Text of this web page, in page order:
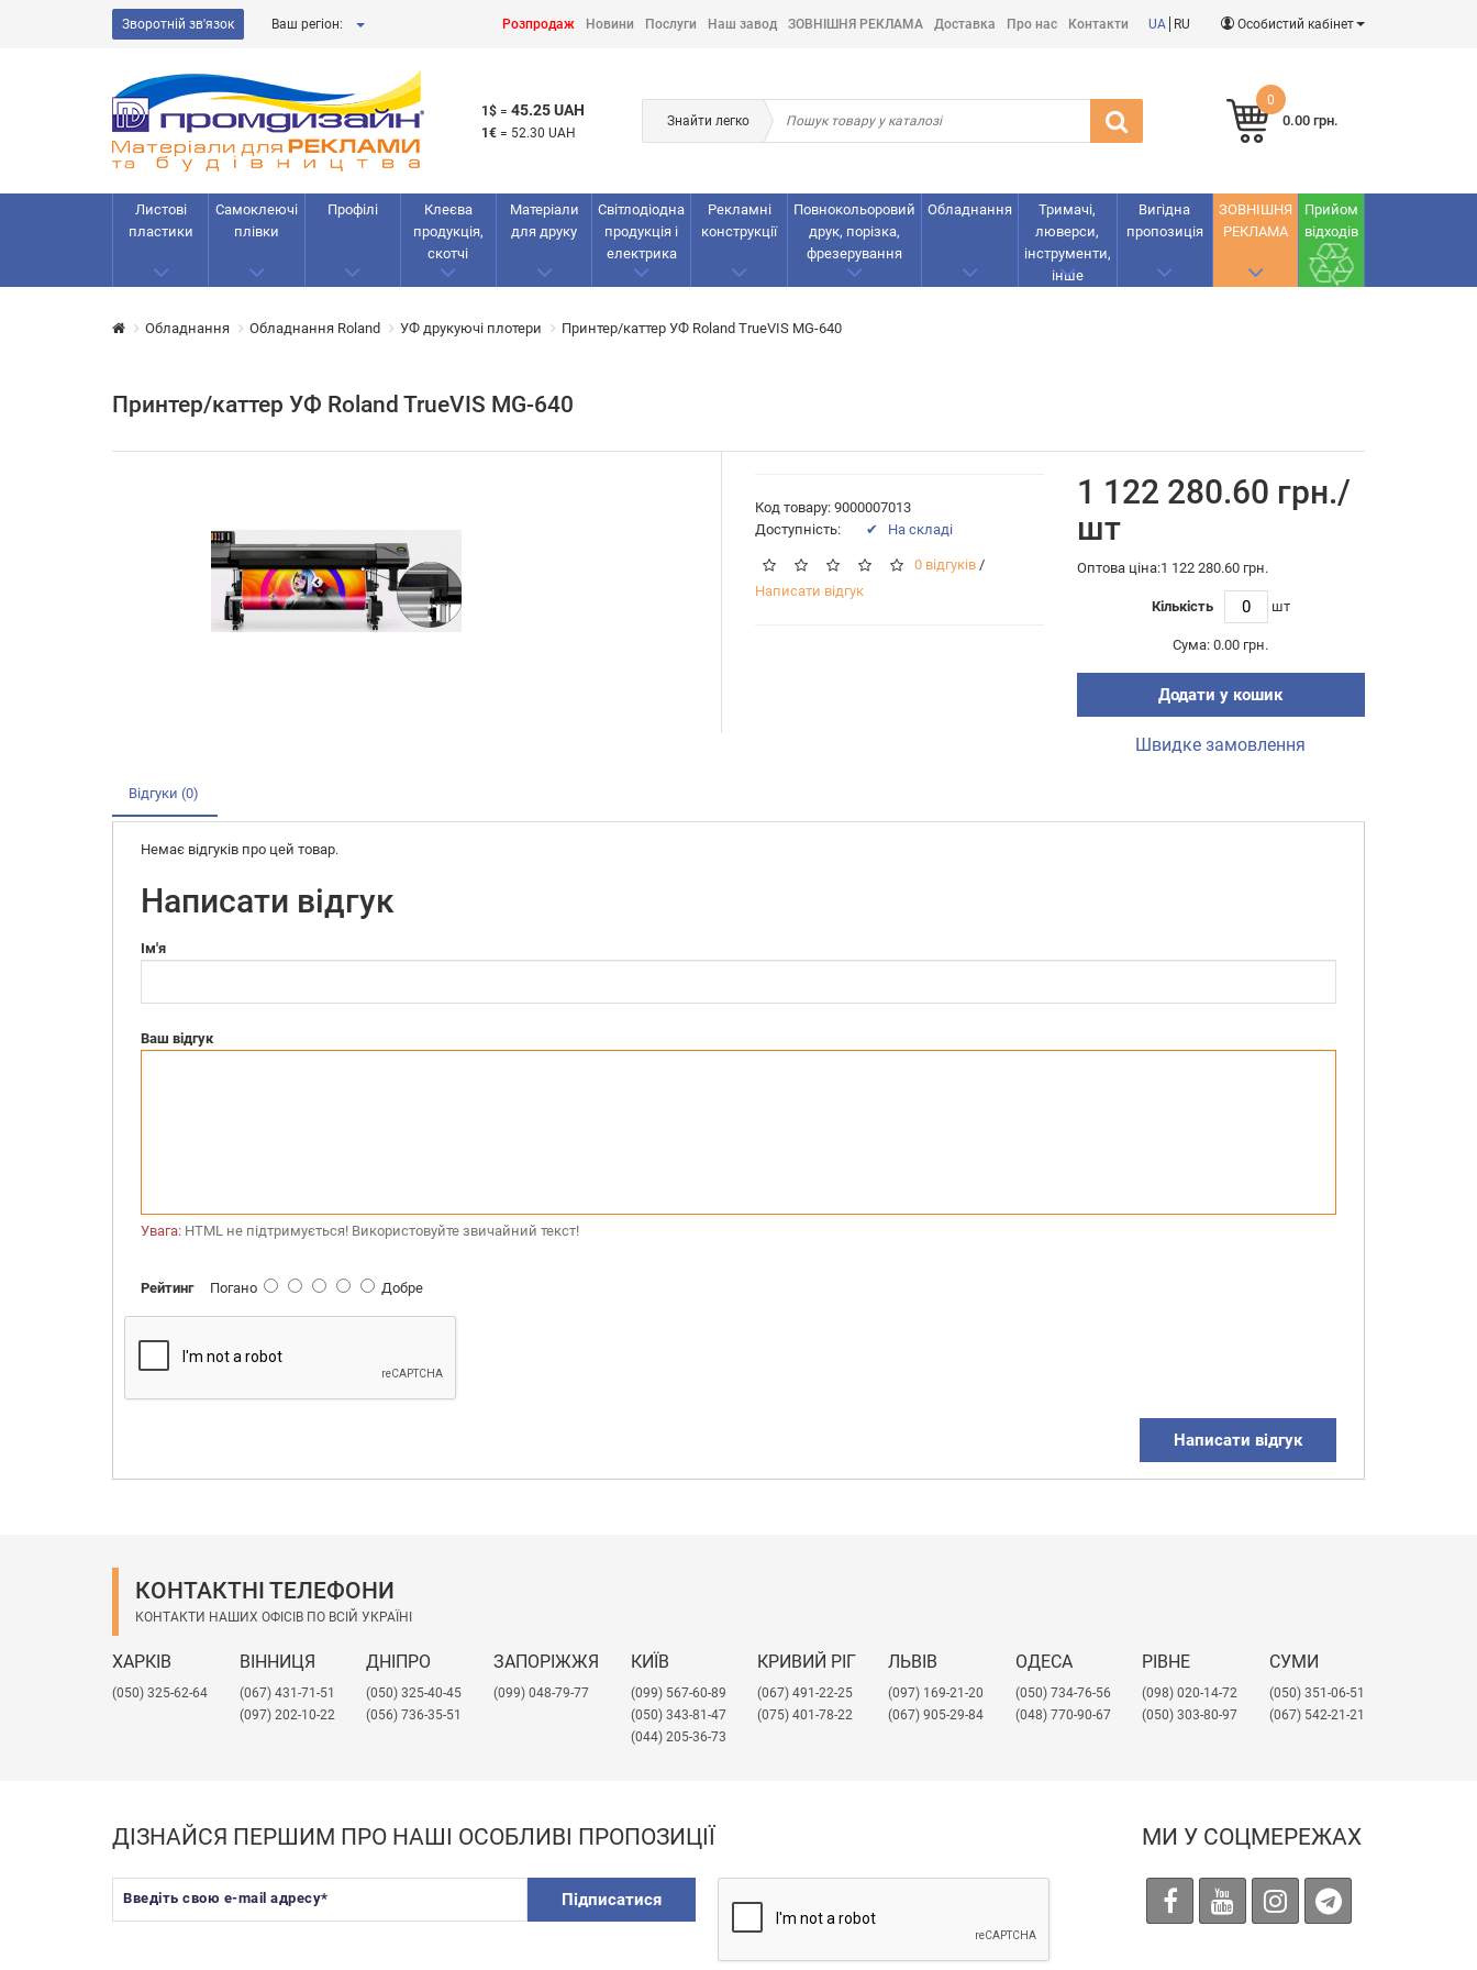
Зворотній зв'язок Ваш регіон: Розпродаж Новини Послуги Наш завод ЗОВНІШНЯ РЕКЛАМА Доставка Про нас Контакти UA RU Особистий кабінет
1$ = 45.25 UAH
1€ = 52.30 UAH
Знайти легко
0
0.00 грн.
Листові
пластики
Самоклеючі
плівки
Профілі
Клеєва
продукція,
скотчі
Матеріали
для друку
Світлодіодна
продукція і
електрика
Рекламнi
конструкції
Повнокольоровий
друк, порізка,
фрезерування
Обладнання
Тримачі,
люверси,
інструменти,
інше
Вигідна
пропозиція
ЗОВНІШНЯ
РЕКЛАМА
Прийом
відходів
Обладнання Обладнання Roland УФ друкуючі плотери Принтер/каттер УФ Roland TrueVIS MG-640
Принтер/каттер УФ Roland TrueVIS MG-640
Код товару: 9000007013
Доступність:
✔ На складі
0 відгуків /
Написати відгук
1 122 280.60 грн./
шт
Оптова ціна:1 122 280.60 грн.
Кількість шт
Сума: 0.00 грн.
Додати у кошик
Швидке замовлення
Відгуки (0)
Немає відгуків про цей товар.
Написати відгук
Ім'я
Ваш відгук
Увага: HTML не підтримується! Використовуйте звичайний текст!
РейтингПогано Добре
Написати відгук
КОНТАКТНІ ТЕЛЕФОНИ
КОНТАКТИ НАШИХ ОФІСІВ ПО ВСІЙ УКРАЇНІ
ХАРКІВ
(050) 325-62-64
ВІННИЦЯ
(067) 431-71-51
(097) 202-10-22
ДНІПРО
(050) 325-40-45
(056) 736-35-51
ЗАПОРІЖЖЯ
(099) 048-79-77
КИЇВ
(099) 567-60-89
(050) 343-81-47
(044) 205-36-73
КРИВИЙ РІГ
(067) 491-22-25
(075) 401-78-22
ЛЬВІВ
​(097) 169-21-20
(067) 905-29-84
ОДЕСА
(050) 734-76-56
(048) 770-90-67
РІВНЕ
(098) 020-14-72
(050) 303-80-97
СУМИ
(050) 351-06-51
(067) 542-21-21
ДІЗНАЙСЯ ПЕРШИМ ПРО НАШІ ОСОБЛИВІ ПРОПОЗИЦІЇ
Введіть свою e-mail адресу* Підписатися
МИ У СОЦМЕРЕЖАХ